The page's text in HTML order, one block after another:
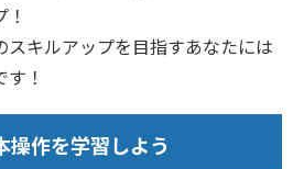
キルアップを目指すあなたには
！
作を学習しよう